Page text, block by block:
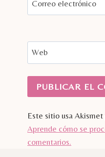
Correo electrónico
Web
Este sitio usa
Aprende cómo se
comentarios.